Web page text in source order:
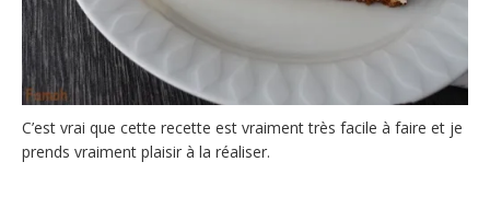
C’est vrai que cette recette est vraiment très facile à faire et je
prends vraiment plaisir à la réaliser.